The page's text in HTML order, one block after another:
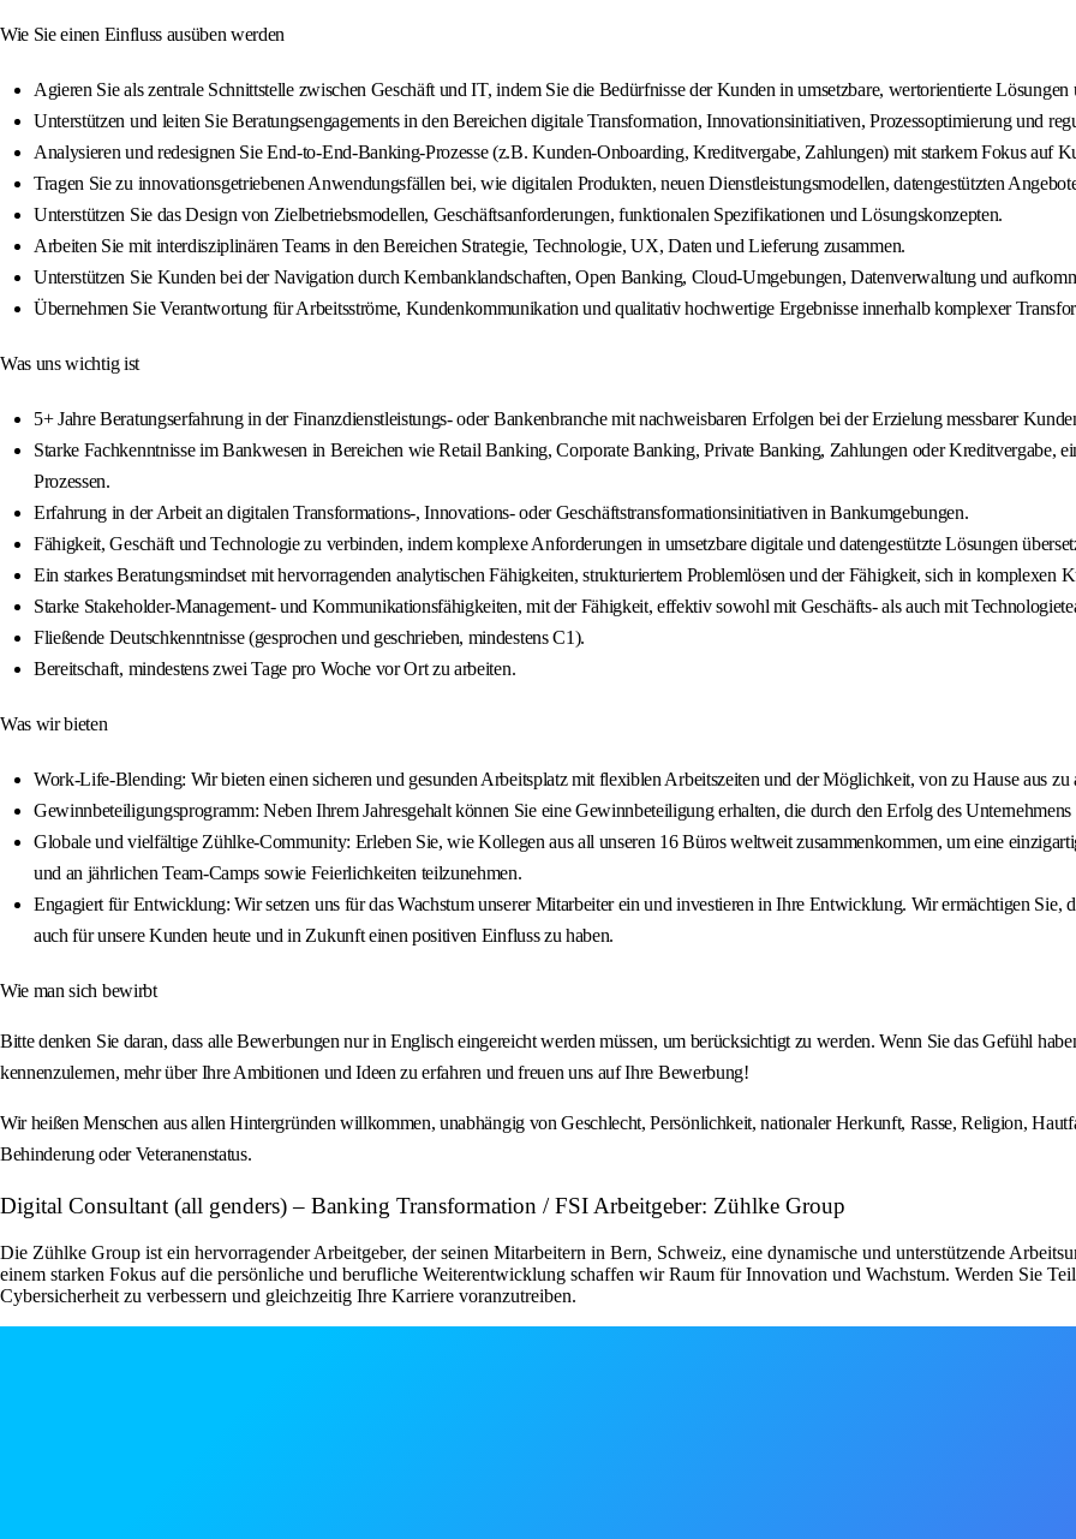
Wie Sie einen Einfluss ausüben werden
Agieren Sie als zentrale Schnittstelle zwischen Geschäft und IT, indem Sie die Bedürfnisse der Kunden in umsetzbare, wertorientierte Lösungen
Unterstützen und leiten Sie Beratungsengagements in den Bereichen digitale Transformation, Innovationsinitiativen, Prozessoptimierung und
Analysieren und redesignen Sie End-to-End-Banking-Prozesse (z.B. Kunden-Onboarding, Kreditvergabe, Zahlungen) mit starkem Fokus auf
Tragen Sie zu innovationsgetriebenen Anwendungsfällen bei, wie digitalen Produkten, neuen Dienstleistungsmodellen, datengestützten
Unterstützen Sie das Design von Zielbetriebsmodellen, Geschäftsanforderungen, funktionalen Spezifikationen und Lösungskonzepten.
Arbeiten Sie mit interdisziplinären Teams in den Bereichen Strategie, Technologie, UX, Daten und Lieferung zusammen.
Unterstützen Sie Kunden bei der Navigation durch Kernbanklandschaften, Open Banking, Cloud-Umgebungen, Datenverwaltung und
Übernehmen Sie Verantwortung für Arbeitsströme, Kundenkommunikation und qualitativ hochwertige Ergebnisse innerhalb komplexer
Was uns wichtig ist
5+ Jahre Beratungserfahrung in der Finanzdienstleistungs- oder Bankenbranche mit nachweisbaren Erfolgen bei der Erzielung messbarer
Starke Fachkenntnisse im Bankwesen in Bereichen wie Retail Banking, Corporate Banking, Private Banking, Zahlungen oder Kreditvergabe,
Prozessen.
Erfahrung in der Arbeit an digitalen Transformations-, Innovations- oder Geschäftstransformationsinitiativen in Bankumgebungen.
Fähigkeit, Geschäft und Technologie zu verbinden, indem komplexe Anforderungen in umsetzbare digitale und datengestützte Lösungen
Ein starkes Beratungsmindset mit hervorragenden analytischen Fähigkeiten, strukturiertem Problemlösen und der Fähigkeit, sich in komplexen
Starke Stakeholder-Management- und Kommunikationsfähigkeiten, mit der Fähigkeit, effektiv sowohl mit Geschäfts- als auch mit
Fließende Deutschkenntnisse (gesprochen und geschrieben, mindestens C1).
Bereitschaft, mindestens zwei Tage pro Woche vor Ort zu arbeiten.
Was wir bieten
Work-Life-Blending: Wir bieten einen sicheren und gesunden Arbeitsplatz mit flexiblen Arbeitszeiten und der Möglichkeit, von zu Hause aus zu
Gewinnbeteiligungsprogramm: Neben Ihrem Jahresgehalt können Sie eine Gewinnbeteiligung erhalten, die durch den Erfolg des
Globale und vielfältige Zühlke-Community: Erleben Sie, wie Kollegen aus all unseren 16 Büros weltweit zusammenkommen, um eine
und an jährlichen Team-Camps sowie Feierlichkeiten teilzunehmen.
Engagiert für Entwicklung: Wir setzen uns für das Wachstum unserer Mitarbeiter ein und investieren in Ihre Entwicklung. Wir ermächtigen
auch für unsere Kunden heute und in Zukunft einen positiven Einfluss zu haben.
Wie man sich bewirbt
Bitte denken Sie daran, dass alle Bewerbungen nur in Englisch eingereicht werden müssen, um berücksichtigt zu werden. Wenn Sie das Gefühl
kennenzulernen, mehr über Ihre Ambitionen und Ideen zu erfahren und freuen uns auf Ihre Bewerbung!
Wir heißen Menschen aus allen Hintergründen willkommen, unabhängig von Geschlecht, Persönlichkeit, nationaler Herkunft, Rasse, Religion,
Behinderung oder Veteranenstatus.
Digital Consultant (all genders) – Banking Transformation / FSI Arbeitgeber: Zühlke Group
Die Zühlke Group ist ein hervorragender Arbeitgeber, der seinen Mitarbeitern in Bern, Schweiz, eine dynamische und unterstützende
einem starken Fokus auf die persönliche und berufliche Weiterentwicklung schaffen wir Raum für Innovation und Wachstum. Werden Sie
Cybersicherheit zu verbessern und gleichzeitig Ihre Karriere voranzutreiben.